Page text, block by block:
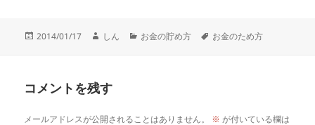
投
2014/01/17
作
しん
カ
お金の貯め方
タ
お金のため方
コメントを残す
メールアドレスが公開されることはありません。 ※ が付いている欄は